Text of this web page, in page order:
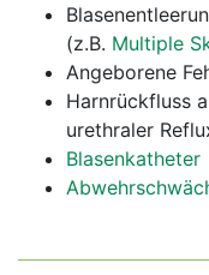
(z.B. Multiple
Angeborene
Harnrückfluss
urethraler
Blasenkatheter